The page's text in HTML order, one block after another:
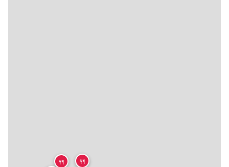
🍴
🍴